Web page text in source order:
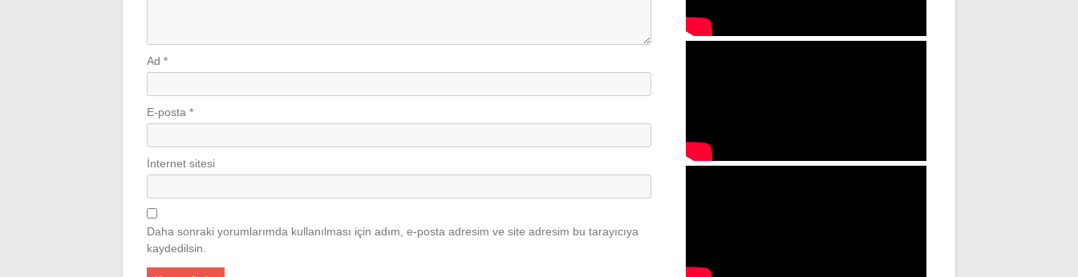
Ad *
E-posta *
İnternet sitesi
Daha sonraki yorumlarımda kullanılması için adım, e-posta adresim ve site adresim bu tarayıcıya
kaydedilsin.